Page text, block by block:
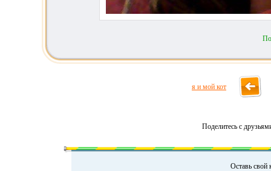
я и мой кот
Поделитесь с
Оставь свой